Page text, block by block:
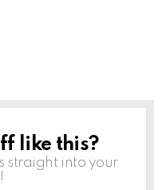
like this?
straight into your